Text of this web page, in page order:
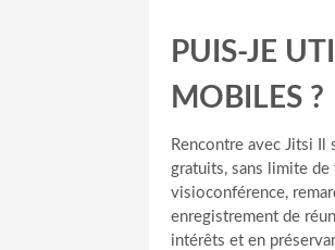
PUIS-JE
MOBILES ?
Rencontre avec Jitsi Il
gratuits, sans limite
visioconférence,
enregistrement de
intérêts et en